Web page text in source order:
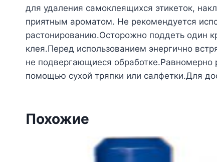
для удаления самоклеящихся этикеток,
приятным ароматом. Не рекомендуется
растонированию.Осторожно поддеть один
клея.Перед использованием энергично
не подвергающиеся обработке.Равномерно
помощью сухой тряпки или салфетки.Для
Похожие